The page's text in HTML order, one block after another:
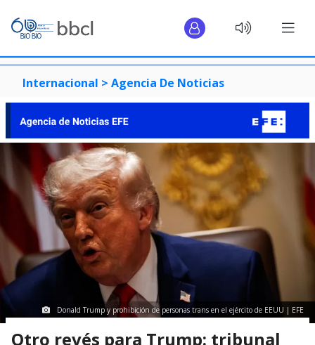
Internacional > Agencia De Noticias
Donald Trump y prohibición de personas trans en el ejército de EEUU | EFE
Otro revés para Trump: tribunal